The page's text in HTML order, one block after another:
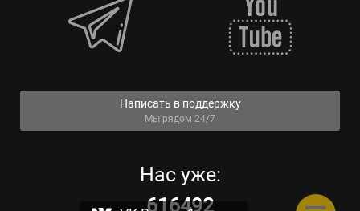
Написать в поддержку
Мы рядом 24/7
Нас уже:
616492